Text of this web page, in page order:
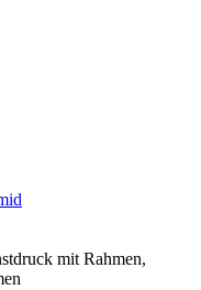
mit Rahmen,